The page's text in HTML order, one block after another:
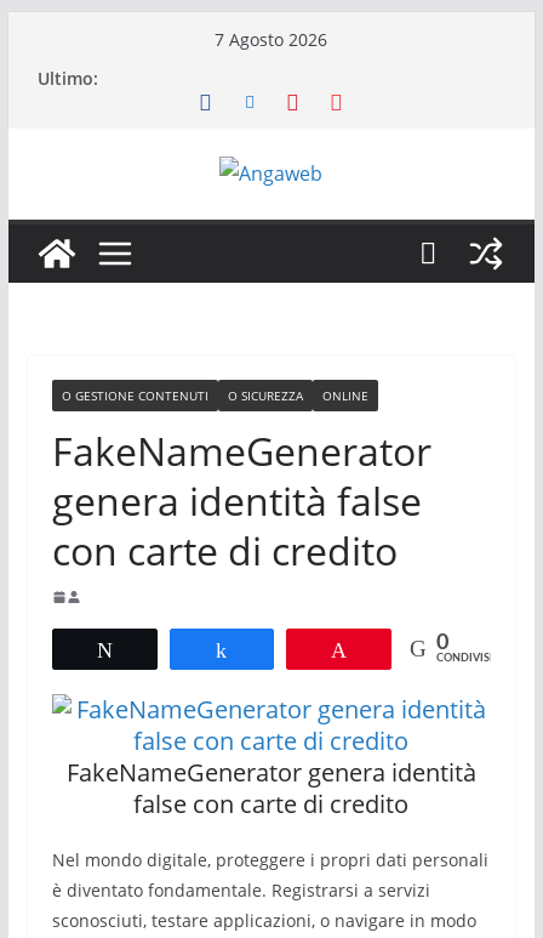
7 Agosto 2026
Ultimo:
O GESTIONE CONTENUTI O SICUREZZA ONLINE
FakeNameGenerator
genera identità false
con carte di credito
0
CONDIVISIONI
FakeNameGenerator genera identità
false con carte di credito
Nel mondo digitale, proteggere i propri dati personali
è diventato fondamentale. Registrarsi a servizi
sconosciuti, testare applicazioni, o navigare in modo